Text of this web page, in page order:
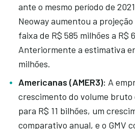
ante o mesmo período de
Neoway aumentou a
faixa de R$ 585 milhões a R$
Anteriormente a estimativa
milhões.
Americanas (AMER3): A
crescimento do volume bruto
para R$ 11 bilhões, um
comparativo anual, e o GMV